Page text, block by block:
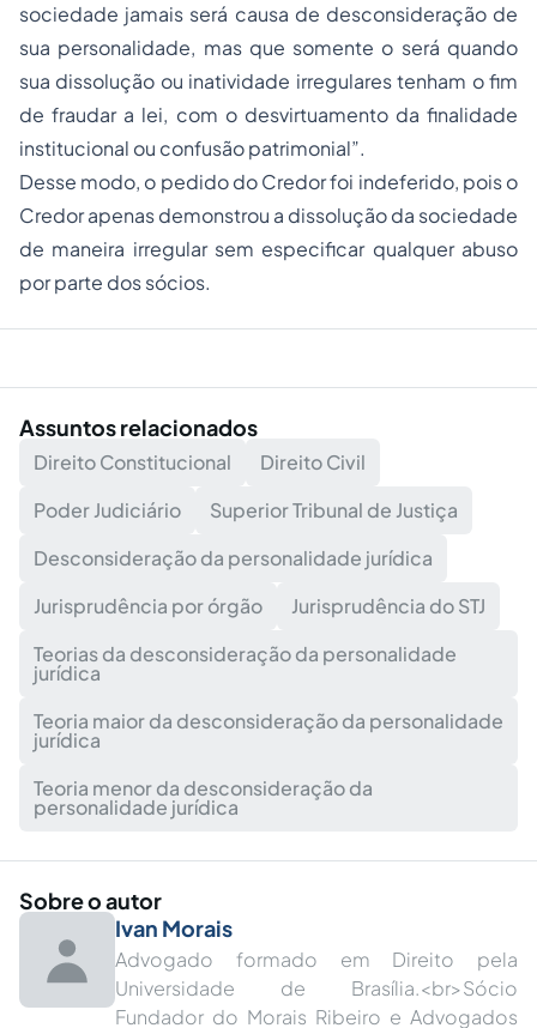
sociedade jamais será causa de desconsideração de
sua personalidade, mas que somente o será quando
sua dissolução ou inatividade irregulares tenham o fim
de fraudar a lei, com o desvirtuamento da finalidade
institucional ou confusão patrimonial”.
Desse modo, o pedido do Credor foi indeferido, pois o
Credor apenas demonstrou a dissolução da sociedade
de maneira irregular sem especificar qualquer abuso
por parte dos sócios.
Assuntos relacionados
Direito Constitucional
Direito Civil
Poder Judiciário
Superior Tribunal de Justiça
Desconsideração da personalidade jurídica
Jurisprudência por órgão
Jurisprudência do STJ
Teorias da desconsideração da personalidade
jurídica
Teoria maior da desconsideração da personalidade
jurídica
Teoria menor da desconsideração da
personalidade jurídica
Sobre o autor
Ivan Morais
Advogado formado em Direito pela
Universidade de Brasília.<br>Sócio
Fundador do Morais Ribeiro e Advogados